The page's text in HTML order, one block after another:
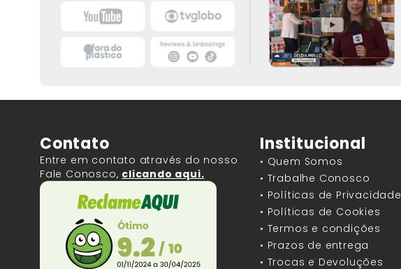
Contato
Entre em contato através do nosso
Fale Conosco, clicando aqui.
Institucional
• Quem Somos
• Trabalhe Conosco
• Políticas de Privacidade
• Políticas de Cookies
• Termos e condições
• Prazos de entrega
• Trocas e Devoluções